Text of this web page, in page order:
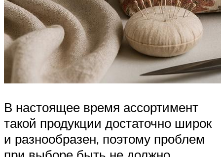
В настоящее время ассортимент
такой продукции достаточно широк
и разнообразен, поэтому проблем